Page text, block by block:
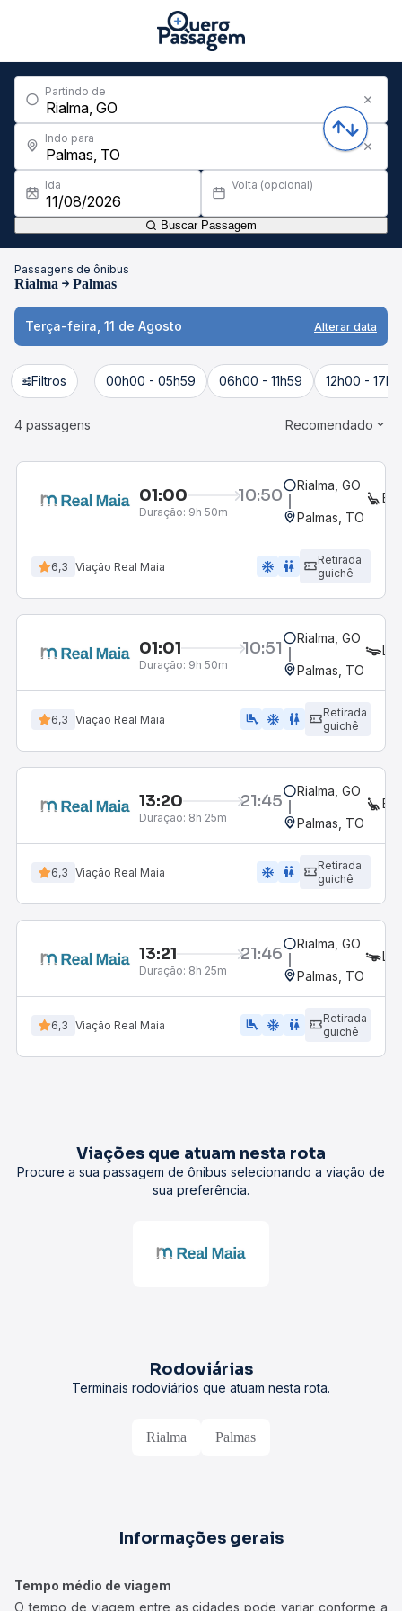
Partindo de
Indo para
Ida Volta (opcional)
Buscar Passagem
Passagens de ônibus
Rialma Palmas
Terça-feira, 11 de Agosto Alterar data
Filtros 00h00 - 05h59 06h00 - 11h59 12h00 -
4 passagens Recomendado
01:00 10:50
Duração: 9h 50m
Rialma, GO
Palmas, TO
6,3 Viação Real Maia ac_unit wc
Retirada
guichê
01:01 10:51
Duração: 9h 50m
Rialma, GO
Palmas, TO
6,3 Viação Real Maia airline_seat_legroom_extra ac_unit wc
Retirada
guichê
13:20 21:45
Duração: 8h 25m
Rialma, GO
Palmas, TO
6,3 Viação Real Maia ac_unit wc
Retirada
guichê
13:21 21:46
Duração: 8h 25m
Rialma, GO
Palmas, TO
6,3 Viação Real Maia airline_seat_legroom_extra ac_unit wc
Retirada
guichê
Viações que atuam nesta rota
Procure a sua passagem de ônibus selecionando a viação de
sua preferência.
Rodoviárias
Terminais rodoviários que atuam nesta rota.
Rialma Palmas
Informações gerais
Tempo médio de viagem
O tempo de viagem entre as cidades pode variar conforme a